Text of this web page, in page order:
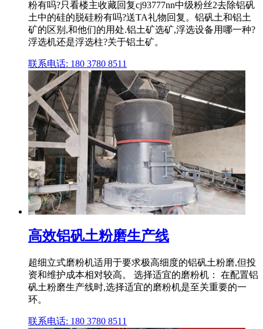
粉有吗?只看楼主收藏回复cj93777nn中级粉丝2去除铝矾
土中的硅的脱硅粉有吗?送TA礼物回复。铝矾土和铝土
矿的区别,和他们的用处.铝土矿选矿,浮选设备用哪一种?
浮选机还是浮选柱?关于铝土矿。
联系电话: 180 3780 8511
高效铝矾土粉磨生产线
超细立式磨粉机适用于要求极高细度的铝矾土粉磨,但投
资和维护成本相对较高。 选择适宜的磨粉机： 在配置铝
矾土粉磨生产线时,选择适宜的磨粉机是至关重要的一
环。
联系电话: 180 3780 8511